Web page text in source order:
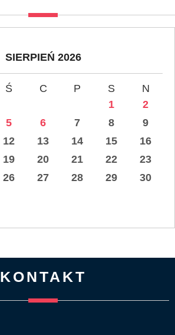
SIERPIEŃ 2026
Ś C P S
N
1
2
5 6 7 8
9
12 13 14 15
16
19 20 21 22
23
26 27 28 29
30
KONTAKT